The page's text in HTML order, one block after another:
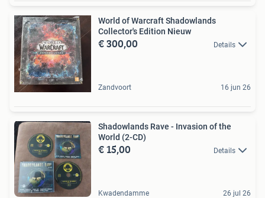
World of Warcraft Shadowlands
Collector's Edition Nieuw
€ 300,00 Details
Zandvoort 16 jun 26
Shadowlands Rave - Invasion of the
World (2-CD)
€ 15,00 Details
Kwadendamme 26 jul 26